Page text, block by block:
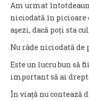
Am urmat
niciodată în picioare
aşezi, dacă poți sta
Nu râde niciodată de
Este un lucru bun să
important să ai
În viață nu contează